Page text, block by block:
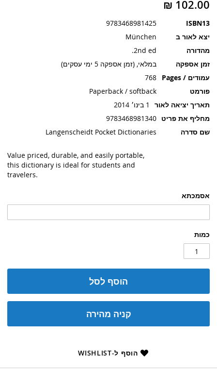
אסמכתא
כמות
הוסף לסל
קניה מהירה
הוסף ל-WISHLIST
ISBN13
9783468981425
יצא לאור ב
München
מהדורה
2nd ed.
זמן אספקה
במלאי, (זמן אספקה 5 ימי עסקים)
עמודים / Pages
768
פורמט
Paperback / softback
תאריך יציאה לאור
1 בינו׳ 2014
מחליף את פריט 9783468981340
שם סדרה
Langenscheidt Pocket Dictionaries
Value priced, durable, and easily portable,
this dictionary is ideal for students and
travelers.